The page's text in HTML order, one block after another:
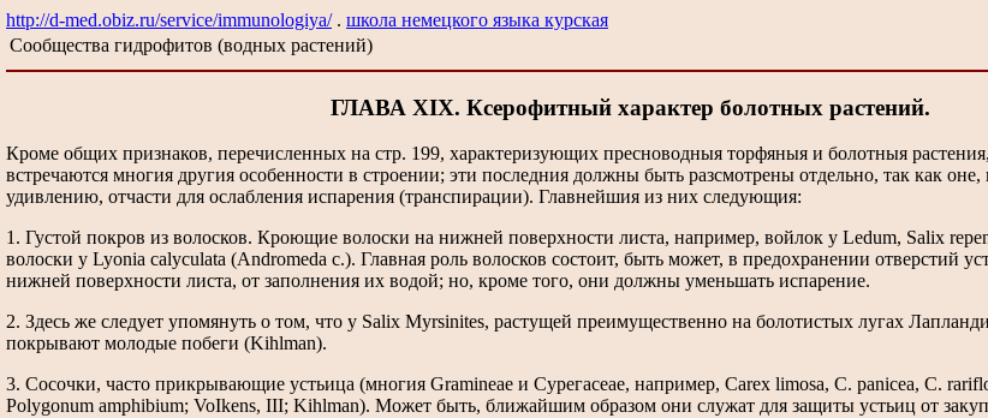
http://d-med.obiz.ru/service/immunologiya/. школа немецкого языка курская
Сообщества гидрофитов (водных растений)
ГЛАВА XIX. Ксерофитный характер болотных растений.
Кроме общих признаков, перечисленных на стр. 199, характеризующих пресноводныя торфяныя и болотныя
встречаются многия другия особенности в строении; эти последния должны быть разсмотрены отдельно, так как
удивлению, отчасти для ослабления испарения (транспирации). Главнейшия из них следующия:
1. Густой покров из волосков. Кроющие волоски на нижней поверхности листа, например, войлок у Ledum, Salix
волоски у Lyonia саlyculata (Andromeda с.). Главная роль волосков состоит, быть может, в предохранении отверстий
нижней поверхности листа, от заполнения их водой; но, кроме того, они должны уменьшать испарение.
2. Здесь же следует упомянуть о том, что у Salix Myrsinites, растущей преимущественно на болотистых лугах
покрывают молодые побеги (Kihlman).
3. Сосочки, часто прикрывающие устьица (многия Gramineae и Сурегасеае, например, Carex limosa, C. panicea, C.
Polygonum amphibium; VoIkens, III; Kihlman). Может быть, ближайшим образом они служат для защиты устьиц от